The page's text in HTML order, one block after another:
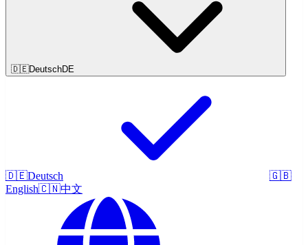
🇩🇪DeutschDE
🇩🇪Deutsch
🇬🇧
English🇨🇳中文